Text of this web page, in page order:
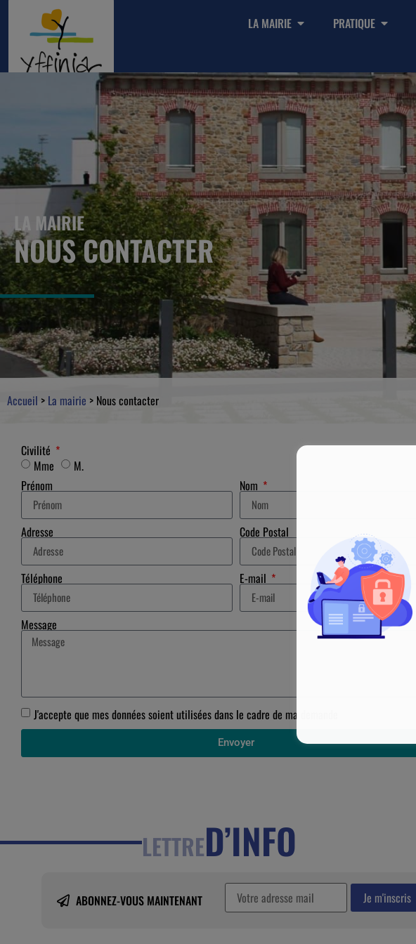
LA MAIRIE PRATIQUE
LA MAIRIE
NOUS CONTACTER
Accueil > La mairie > Nous contacter
Civilité
Mme
M.
Prénom
Nom
Adresse Code Postal
Téléphone E-mail
Message
J'accepte que mes données soient utilisées dans le cadre de ma demande
Envoyer
LETTRED’INFO
ABONNEZ-VOUS MAINTENANT